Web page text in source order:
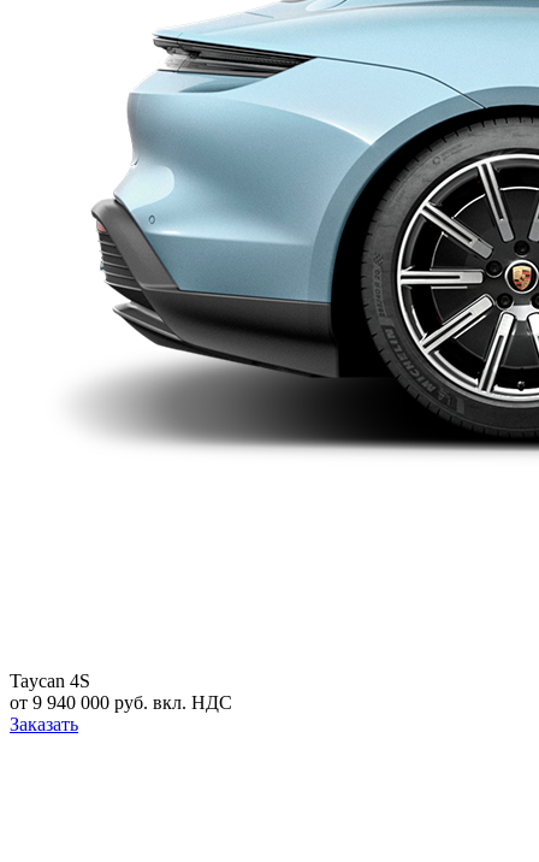
Taycan 4S
от 9 940 000 руб. вкл. НДС
Заказать